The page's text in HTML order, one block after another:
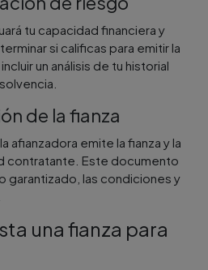
tu capacidad financiera y
si calificas para emitir la
un análisis de tu historial
de la fianza
afianzadora emite la fianza y la
contratante. Este documento
garantizado, las condiciones y
una fianza para